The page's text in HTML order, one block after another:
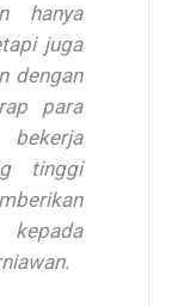
hanya
juga
dengan
para
bekerja
tinggi